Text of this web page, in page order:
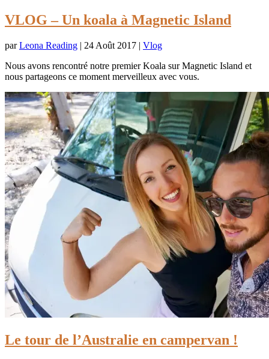
VLOG – Un koala à Magnetic Island
parLeona Reading | 24 Août 2017 | Vlog
Nous avons rencontré notre premier Koala sur Magnetic Island et
nous partageons ce moment merveilleux avec vous.
Le tour de l’Australie en campervan !